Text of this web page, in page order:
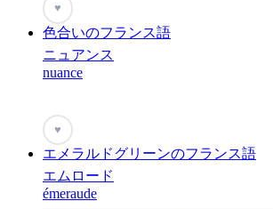
♥
色合いのフランス語
ニュアンス
nuance
♥
エメラルドグリーンのフランス語
エムロード
émeraude